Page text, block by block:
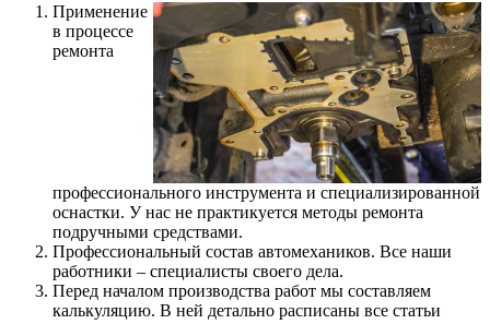
Применение
в процессе
ремонта
профессионального инструмента и специализированной
оснастки. У нас не практикуется методы ремонта
подручными средствами.
Профессиональный состав автомехаников. Все наши
работники – специалисты своего дела.
Перед началом производства работ мы составляем
калькуляцию. В ней детально расписаны все статьи